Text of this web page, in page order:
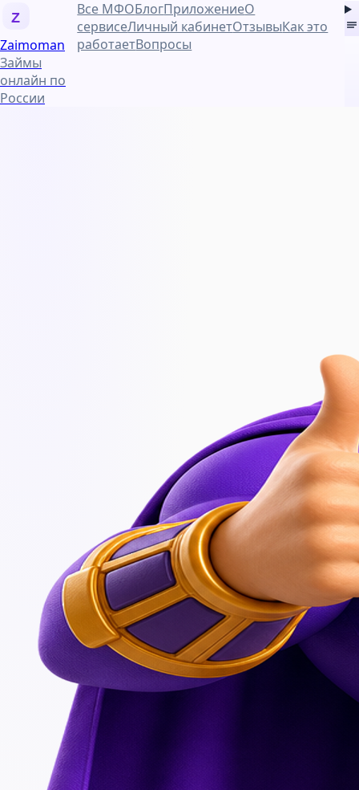
Z
Zaimoman
Займы
онлайн по
России
Все МФОБлогПриложениеО
сервисеЛичный кабинетОтзывыКак это
работаетВопросы